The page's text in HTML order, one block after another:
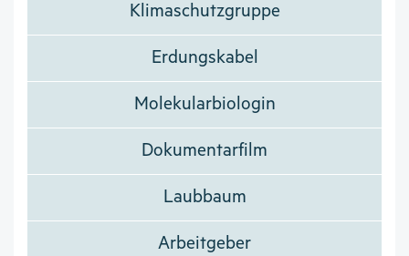
Klimaschutzgruppe
Erdungskabel
Molekularbiologin
Dokumentarfilm
Laubbaum
Arbeitgeber